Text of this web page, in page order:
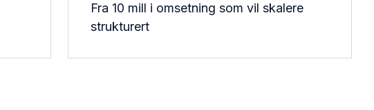
Fra 10 mill i omsetning som vil skalere
strukturert